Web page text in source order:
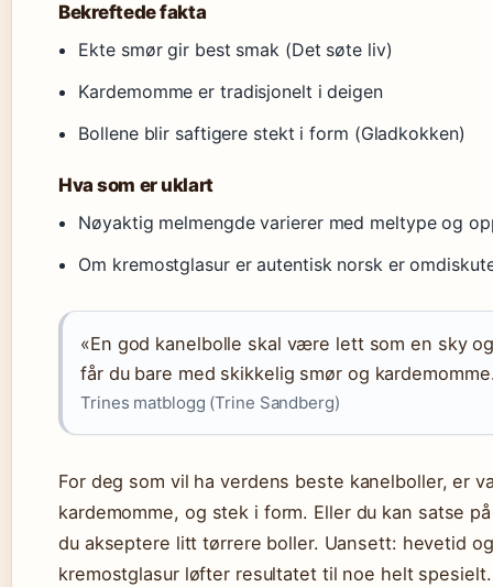
Bekreftede fakta
Ekte smør gir best smak (Det søte liv)
Kardemomme er tradisjonelt i deigen
Bollene blir saftigere stekt i form (Gladkokken)
Hva som er uklart
Nøyaktig melmengde varierer med meltype og
Om kremostglasur er autentisk norsk er
«En god kanelbolle skal være lett som en sky
får du bare med skikkelig smør og
Trines matblogg (Trine Sandberg)
For deg som vil ha verdens beste kanelboller, er
kardemomme, og stek i form. Eller du kan satse
du akseptere litt tørrere boller. Uansett: hevetid
kremostglasur løfter resultatet til noe helt spesielt.